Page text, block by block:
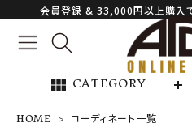
会員登録 & 33,000円以上購入で
view_module CATEGORY
HOME コーディネート一覧